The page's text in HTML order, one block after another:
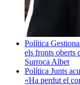
Política
els fronts oberts
Surroca Albet
Política Junts
«Ha perdut el